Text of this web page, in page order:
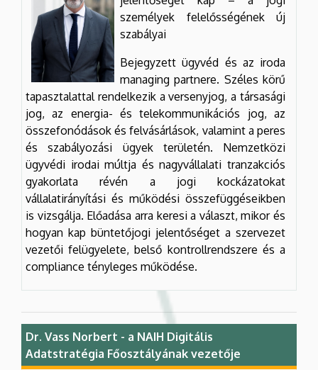
személyek felelősségének új
szabályai
Bejegyzett ügyvéd és az iroda
managing partnere. Széles körű
tapasztalattal rendelkezik a versenyjog, a társasági
jog, az energia- és telekommunikációs jog, az
összefonódások és felvásárlások, valamint a peres
és szabályozási ügyek területén. Nemzetközi
ügyvédi irodai múltja és nagyvállalati tranzakciós
gyakorlata révén a jogi kockázatokat
vállalatirányítási és működési összefüggéseikben
is vizsgálja. Előadása arra keresi a választ, mikor és
hogyan kap büntetőjogi jelentőséget a szervezet
vezetői felügyelete, belső kontrollrendszere és a
compliance tényleges működése.
Dr. Vass Norbert - a NAIH Digitális
Adatstratégia Főosztályának vezetője